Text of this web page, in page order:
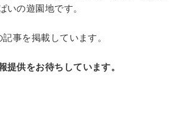
いの遊園地です。
事を掲載しています。
提供をお待ちしています。